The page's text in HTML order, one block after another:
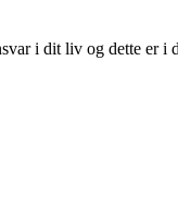
i dit liv og dette er